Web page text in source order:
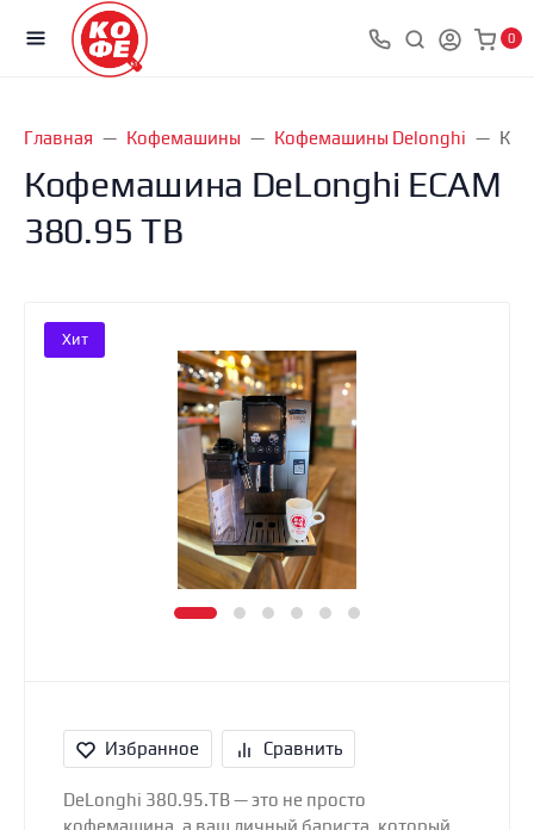
0
Главная Кофемашины Кофемашины Delonghi
Кофемашина DeLonghi ECAM
380.95 TB
Хит
Избранное Сравнить
DeLonghi 380.95.TB — это не просто
кофемашина, а ваш личный бариста, который